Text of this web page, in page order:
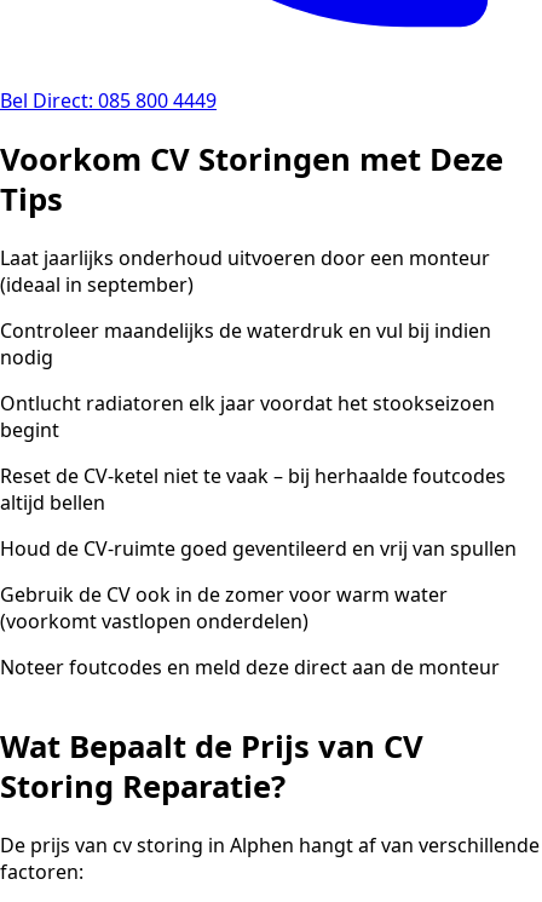
Bel Direct: 085 800 4449
Voorkom CV Storingen met Deze
Tips
Laat jaarlijks onderhoud uitvoeren door een monteur
(ideaal in september)
Controleer maandelijks de waterdruk en vul bij indien
nodig
Ontlucht radiatoren elk jaar voordat het stookseizoen
begint
Reset de CV-ketel niet te vaak – bij herhaalde foutcodes
altijd bellen
Houd de CV-ruimte goed geventileerd en vrij van spullen
Gebruik de CV ook in de zomer voor warm water
(voorkomt vastlopen onderdelen)
Noteer foutcodes en meld deze direct aan de monteur
Wat Bepaalt de Prijs van CV
Storing Reparatie?
De prijs van cv storing in Alphen hangt af van verschillende
factoren: